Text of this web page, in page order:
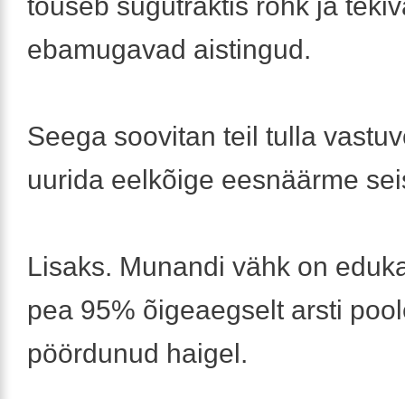
tõuseb sugutraktis rõhk ja
ebamugavad aistingud.
Seega soovitan teil tulla
uurida eelkõige eesnäärme
Lisaks. Munandi vähk on
pea 95% õigeaegselt arsti
pöördunud haigel.